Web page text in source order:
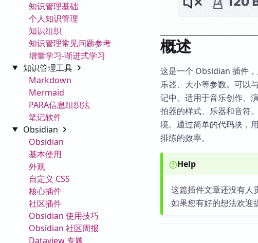
知识管理基础
个人知识管理
知识组织
知识管理常见问题参考
增量学习-渐进式学习
知识管理工具
Markdown
Mermaid
PARA信息组织法
笔记软件
Obsidian
Obsidian
基本使用
外观
自定义 CSS
核心插件
社区插件
Obsidian 使用技巧
Obsidian 社区周报
Dataview 专题
概述
这是一个 Obsidian 插件，
乐器、大小等参数。可以
记中。适用于音乐创作、
拍器的样式、乐器和音符
境。通过简单的代码块，
排练的效率。
Help
这篇插件文章还没有人
如果您有好的想法欢迎